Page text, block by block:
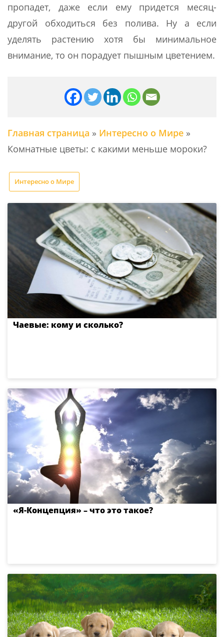
пропадет, даже если ему придется месяц-
другой обходиться без полива. Ну а если
уделять растению хотя бы минимальное
внимание, то он порадует пышным цветением.
Главная страница » Интересно о Мире »
Комнатные цветы: с какими меньше мороки?
Интересно о Мире
Чаевые: кому и сколько?
«Я-Концепция» – что это такое?